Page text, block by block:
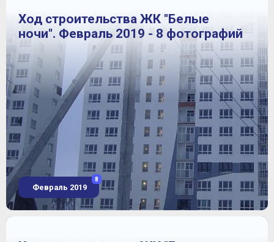
Ход строительства ЖК "Белые
ночи". Февраль 2019 - 8 фотографий
Февраль 2019
8